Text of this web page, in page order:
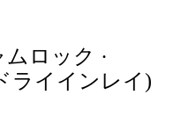
ロック ·
ライインレイ)